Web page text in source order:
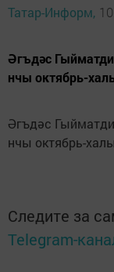
Татар-Информ,
Әгъдәс
нчы октябрь-
Әгъдәс
нчы октябрь-
Следите за
Telegram-